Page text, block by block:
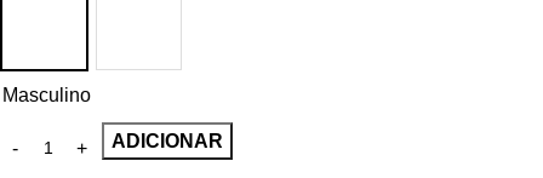
Masculino
ADICIONAR